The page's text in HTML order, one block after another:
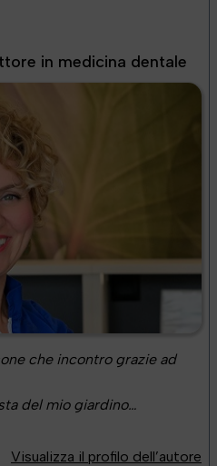
in medicina dentale
che incontro grazie ad
del mio giardino…
Visualizza il profilo dell’autore